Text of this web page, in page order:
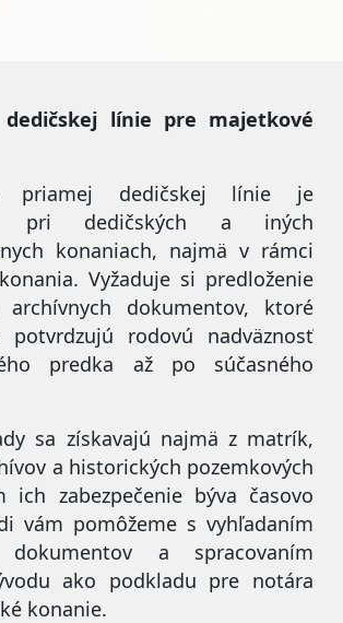
dedičskej línie pre majetkové
priamej dedičskej línie je
pri dedičských a iných
konaniach, najmä v rámci
Vyžaduje si predloženie
dokumentov, ktoré
potvrdzujú rodovú nadväznosť
predka až po súčasného
sa získavajú najmä z matrík,
a historických pozemkových
ich zabezpečenie býva časovo
vám pomôžeme s vyhľadaním
dokumentov a spracovaním
ako podkladu pre notára
konanie.